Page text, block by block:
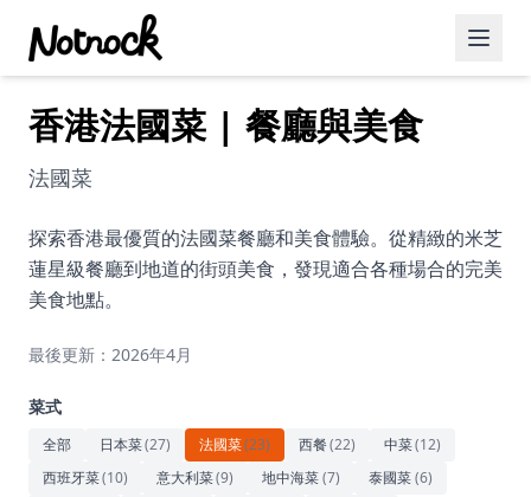
精選活動
博客文章
約會好去處
美食佳餚
藝術文化
香港法國菜 | 餐廳與美食
法國菜
探索香港最優質的法國菜餐廳和美食體驗。從精緻的米芝
蓮星級餐廳到地道的街頭美食，發現適合各種場合的完美
美食地點。
最後更新：2026年4月
菜式
全部 日本菜(27) 法國菜(23) 西餐(22) 中菜(12)
西班牙菜(10) 意大利菜(9) 地中海菜(7) 泰國菜(6)